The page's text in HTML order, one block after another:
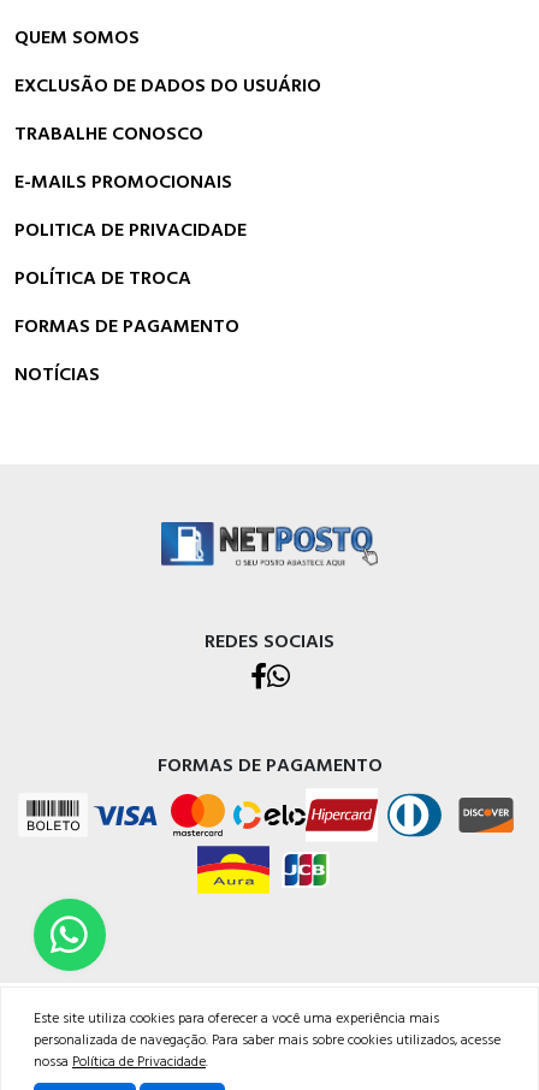
QUEM SOMOS
EXCLUSÃO DE DADOS DO USUÁRIO
TRABALHE CONOSCO
E-MAILS PROMOCIONAIS
POLITICA DE PRIVACIDADE
POLÍTICA DE TROCA
FORMAS DE PAGAMENTO
NOTÍCIAS
REDES SOCIAIS
FORMAS DE PAGAMENTO
TODOS OS DIREITOS RESERVADOS | NETPOSTO
Endereço Rua Judithe do Carmo, 29, Bairro Jardim Coliseu - Londrina/PR - CNPJ:
14625201/0001-99<br /><br />Email: atendimento@netposto.com.br<br
/>Whatsapp: 43 99636.4968<br />Fone: 43 3037.1052
Este site utiliza cookies para oferecer a você uma experiência mais
personalizada de navegação. Para saber mais sobre cookies utilizados, acesse
nossa Política de Privacidade.